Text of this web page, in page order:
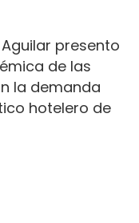
presento
de las
la demanda
hotelero de